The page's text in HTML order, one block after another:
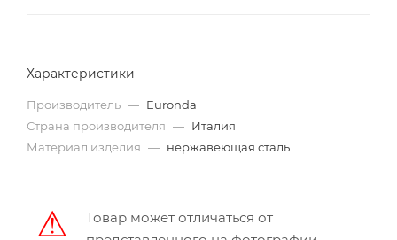
Характеристики
Производитель — Euronda
Страна производителя — Италия
Материал изделия — нержавеющая сталь
Товар может отличаться от